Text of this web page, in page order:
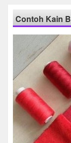
Contoh Kain